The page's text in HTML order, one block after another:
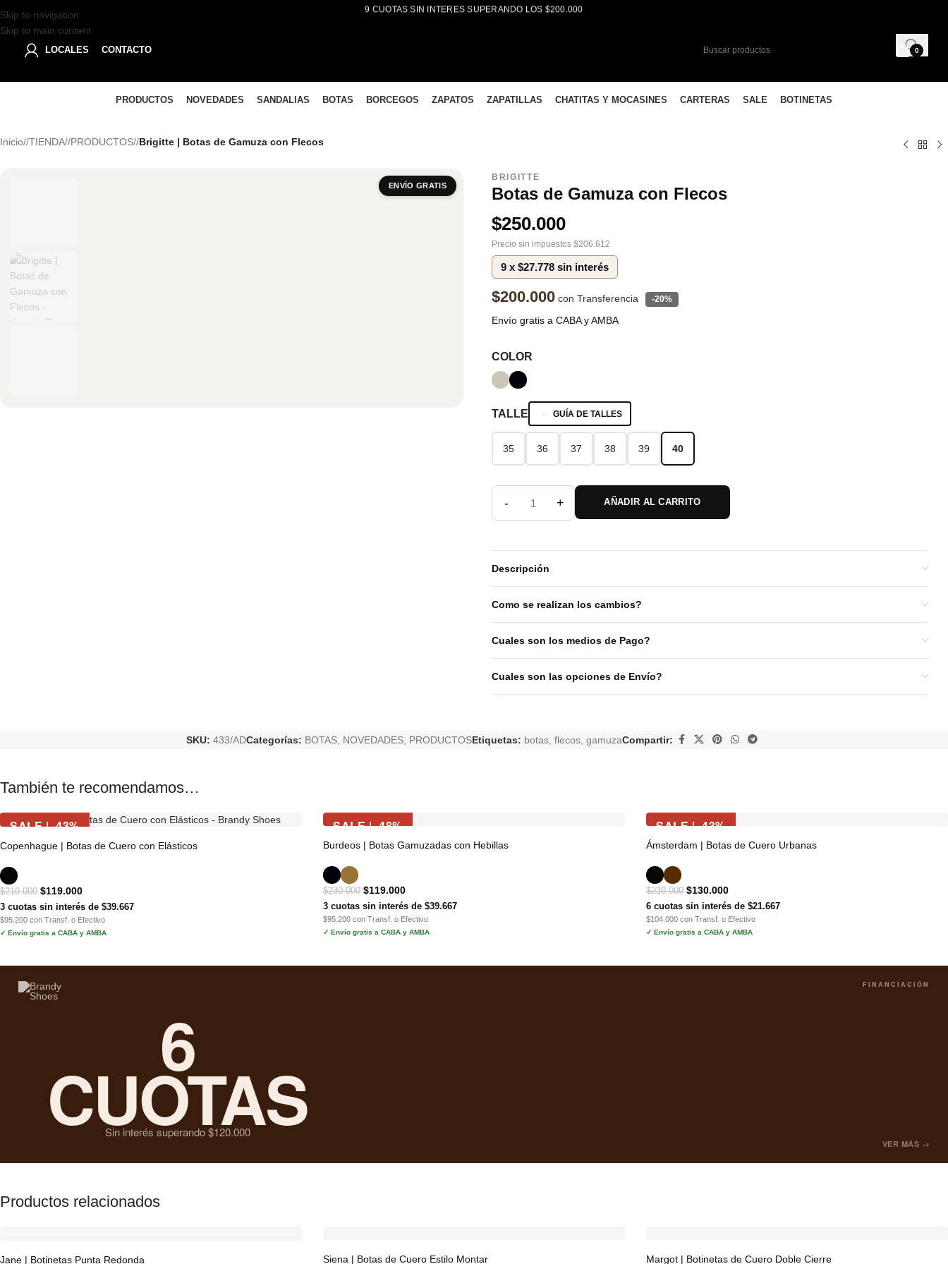
Skip to navigation
Skip to main content
9 CUOTAS SIN INTERES SUPERANDO LOS $200.000
LOCALES CONTACTO 0
PRODUCTOS NOVEDADES SANDALIAS BOTAS BORCEGOS ZAPATOS ZAPATILLAS CHATITAS Y MOCASINES CARTERAS SALE BOTINETAS
Inicio/ TIENDA/ PRODUCTOS/ Brigitte | Botas de Gamuza con Flecos
ENVÍO GRATIS
BRIGITTE
Botas de Gamuza con Flecos
$250.000
COLOR
TALLE GUÍA DE TALLES
35
35 36
36 37
37 38
38 39
39 40
40
- + AÑADIR AL CARRITO
Precio sin impuestos $206.612
9 x $27.778 sin interés
$200.000 con Transferencia -20%
Envío gratis a CABA y AMBA
Descripción
Como se realizan los cambios?
Cuales son los medios de Pago?
Cuales son las opciones de Envío?
SKU: 433/ADCategorías: BOTAS NOVEDADES PRODUCTOSEtiquetas: botas flecos gamuzaCompartir:
También te recomendamos…
SALE | -43%
Copenhague | Botas de Cuero con Elásticos
$210.000 $119.000
3 cuotas sin interés de $39.667
$95.200 con Transf. o Efectivo
✓ Envío gratis a CABA y AMBA
SALE | -48%
Burdeos | Botas Gamuzadas con Hebillas
$230.000 $119.000
3 cuotas sin interés de $39.667
$95.200 con Transf. o Efectivo
✓ Envío gratis a CABA y AMBA
SALE | -43%
Ámsterdam | Botas de Cuero Urbanas
$230.000 $130.000
6 cuotas sin interés de $21.667
$104.000 con Transf. o Efectivo
✓ Envío gratis a CABA y AMBA
FINANCIACIÓN
6
CUOTAS
Sin interés superando $120.000
VER MÁS →
Productos relacionados
Jane | Botinetas Punta Redonda Siena | Botas de Cuero Estilo Montar Margot | Botinetas de Cuero Doble Cierre